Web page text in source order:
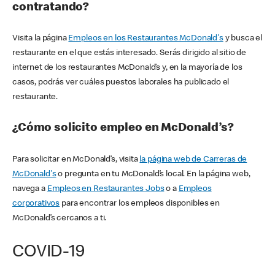
contratando?
Visita la página Empleos en los Restaurantes McDonald'sy busca el
restaurante en el que estás interesado. Serás dirigido al sitio de
internet de los restaurantes McDonald’s y, en la mayoría de los
casos, podrás ver cuáles puestos laborales ha publicado el
restaurante.
¿Cómo solicito empleo en McDonald’s?
Para solicitar en McDonald’s, visita la página web de Carreras de
McDonald'so pregunta en tu McDonald’s local. En la página web,
navega a Empleos en Restaurantes Jobso a Empleos
corporativos para encontrar los empleos disponibles en
McDonald’s cercanos a ti.
COVID-19